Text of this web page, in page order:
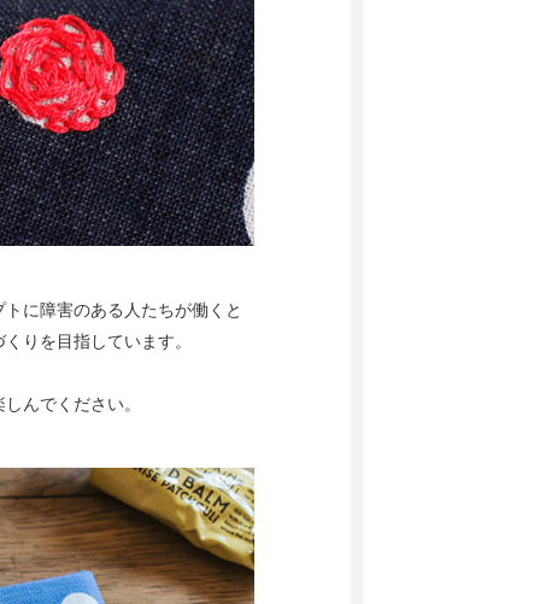
に障害のある人たちが働くと
りを目指しています。
んでください。